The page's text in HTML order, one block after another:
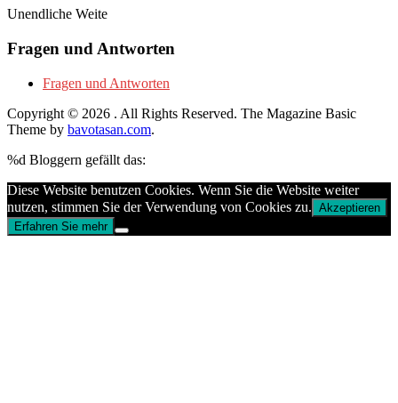
Unendliche Weite
Fragen und Antworten
Fragen und Antworten
Copyright © 2026 . All Rights Reserved. The Magazine Basic
Theme by bavotasan.com.
%d Bloggern gefällt das:
Diese Website benutzen Cookies. Wenn Sie die Website weiter
nutzen, stimmen Sie der Verwendung von Cookies zu. Akzeptieren
Erfahren Sie mehr